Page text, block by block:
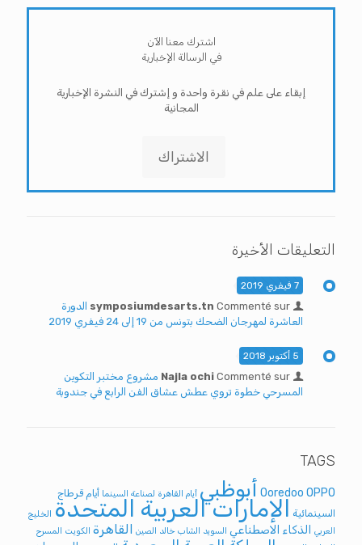
اشترك معنا الآن
في الرسالة الإخبارية
إبقاء على علم في نقرة واحدة و إشترك في النشرة الإخبارية
المجانية
الاشتراك
التعليقات الأخيرة
7 فيفري 2019
symposiumdesarts.tn Commenté sur
الدورة
العاشرة لمهرجان الضحك بتونس من 19 إلى 24 فيفري 2019
5 أكتوبر 2018
Najla ochi Commenté sur
مشروع مختبر التكوين
المسرحي خطوة تروي عطش عشاق الفن الرابع في جندوبة
TAGS
Ooredoo OPPO أبوظبي أيام القاهرة لصناعة السينما أيام قرطاج
السينمائية الإمارات العربية المتحدة
الخليج
العربي
الذكاء الاصطناعي السويد الشاب خالد الصين القاهرة الكويت
المسرح